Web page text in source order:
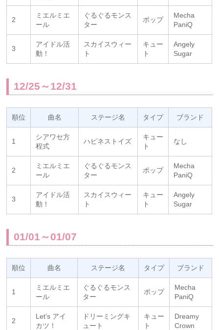
2
ミエルミエ
ール
ぐるぐるモンス
ター
ポップ
Mecha
PaniQ
3
アイドル活
動！
スカイスウィー
ト
キュー
ト
Angely
Sugar
12/25～12/31
順位 曲名 ステージ名 タイプ ブランド
1
シアワセ方
程式
ハピネストイズ
キュー
ト
なし
2
ミエルミエ
ール
ぐるぐるモンス
ター
ポップ
Mecha
PaniQ
3
アイドル活
動！
スカイスウィー
ト
キュー
ト
Angely
Sugar
01/01～01/07
順位 曲名 ステージ名 タイプ ブランド
1
ミエルミエ
ール
ぐるぐるモンス
ター
ポップ
Mecha
PaniQ
2
Let’s アイ
カツ！
ドリーミングキ
ュート
キュー
ト
Dreamy
Crown